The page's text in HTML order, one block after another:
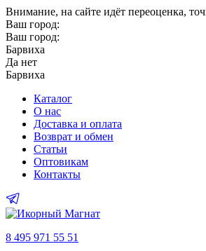
Внимание, на сайте идёт переоценка,
Ваш город:
Ваш город:
Барвиха
Да нет
Барвиха
Каталог
О нас
Доставка и оплата
Возврат и обмен
Статьи
Оптовикам
Контакты
8 495 971 55 51